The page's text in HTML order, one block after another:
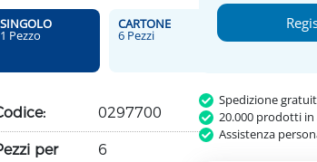
SINGOLO
1 Pezzo
CARTONE
6 Pezzi
0297700
per
6
Spedizione
20.000 prodotti
Assistenza